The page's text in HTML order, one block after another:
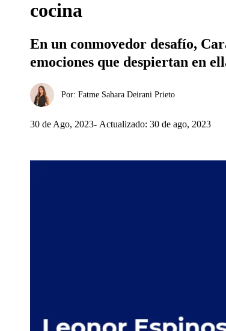
cocina
En un conmovedor desafío,
emociones que despiertan en
Por: Fatme Sahara Deirani Prieto
30 de Ago, 2023 Actualizado: 30 de ago, 2023